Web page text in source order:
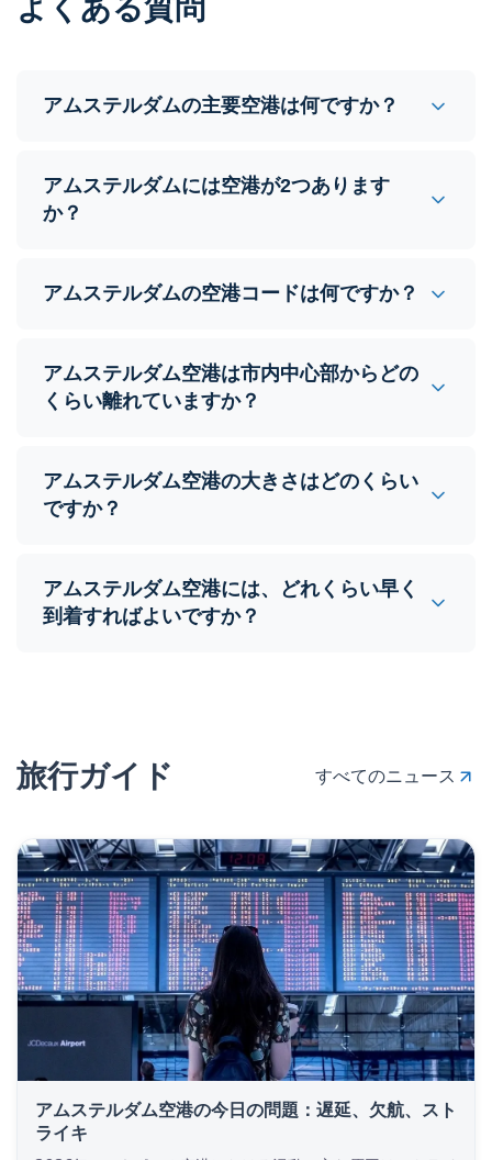
よくある質問
アムステルダムの主要空港は何ですか？
アムステルダムには空港が2つあります
か？
アムステルダムの空港コードは何ですか？
アムステルダム空港は市内中心部からどの
くらい離れていますか？
アムステルダム空港の大きさはどのくらい
ですか？
アムステルダム空港には、どれくらい早く
到着すればよいですか？
旅行ガイド すべてのニュース
アムステルダム空港の今日の問題：遅延、欠航、スト
ライキ